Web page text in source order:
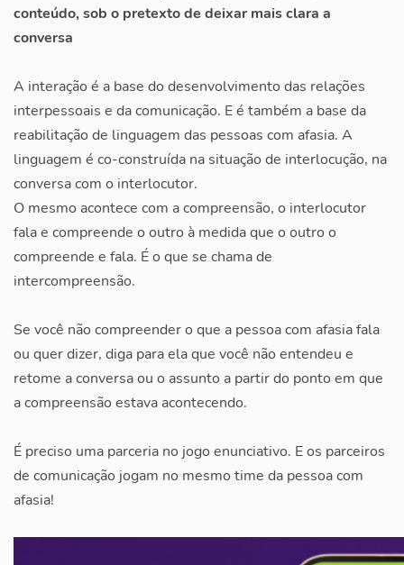
conteúdo, sob o pretexto de deixar mais clara a
conversa
A interação é a base do desenvolvimento das relações
interpessoais e da comunicação. E é também a base da
reabilitação de linguagem das pessoas com afasia. A
linguagem é co-construída na situação de interlocução, na
conversa com o interlocutor.
O mesmo acontece com a compreensão, o interlocutor
fala e compreende o outro à medida que o outro o
compreende e fala. É o que se chama de
intercompreensão.
Se você não compreender o que a pessoa com afasia fala
ou quer dizer, diga para ela que você não entendeu e
retome a conversa ou o assunto a partir do ponto em que
a compreensão estava acontecendo.
É preciso uma parceria no jogo enunciativo. E os parceiros
de comunicação jogam no mesmo time da pessoa com
afasia!